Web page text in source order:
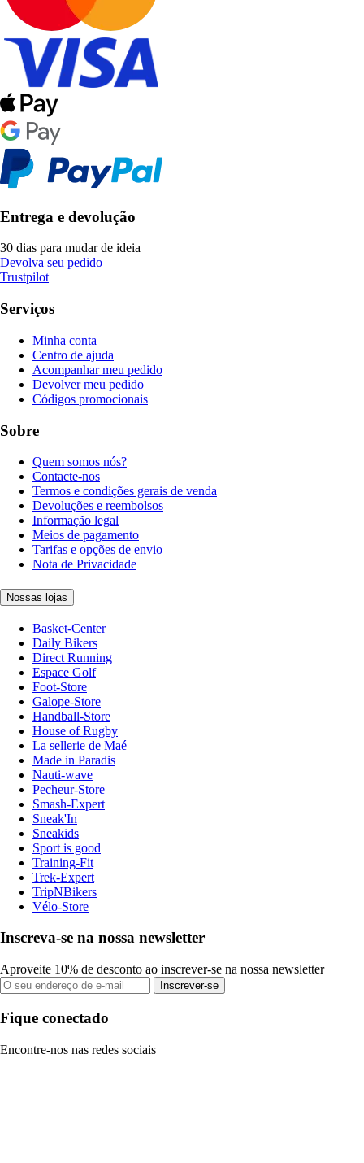
Entrega e devolução
30 dias para mudar de ideia
Devolva seu pedido
Trustpilot
Serviços
Minha conta
Centro de ajuda
Acompanhar meu pedido
Devolver meu pedido
Códigos promocionais
Sobre
Quem somos nós?
Contacte-nos
Termos e condições gerais de venda
Devoluções e reembolsos
Informação legal
Meios de pagamento
Tarifas e opções de envio
Nota de Privacidade
Nossas lojas
Basket-Center
Daily Bikers
Direct Running
Espace Golf
Foot-Store
Galope-Store
Handball-Store
House of Rugby
La sellerie de Maé
Made in Paradis
Nauti-wave
Pecheur-Store
Smash-Expert
Sneak'In
Sneakids
Sport is good
Training-Fit
Trek-Expert
TripNBikers
Vélo-Store
Inscreva-se na nossa newsletter
Aproveite 10% de desconto ao inscrever-se na nossa newsletter
Inscrever-se
Fique conectado
Encontre-nos nas redes sociais